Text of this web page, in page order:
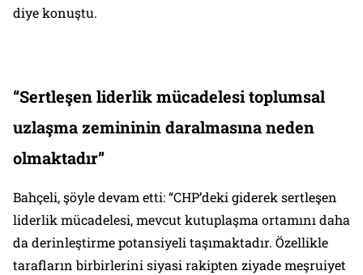
diye konuştu.
“Sertleşen liderlik mücadelesi toplumsal
uzlaşma zemininin daralmasına neden
olmaktadır”
Bahçeli, şöyle devam etti: “CHP’deki giderek sertleşen
liderlik mücadelesi, mevcut kutuplaşma ortamını daha
da derinleştirme potansiyeli taşımaktadır. Özellikle
tarafların birbirlerini siyasi rakipten ziyade meşruiyet